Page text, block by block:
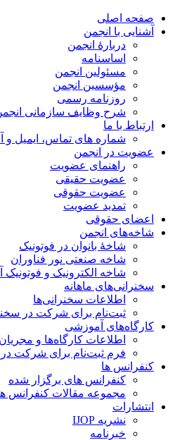
صفحه اصلی
آشنایی با انجمن
دربارۀ انجمن
اساسنامه
مسئولین انجمن
مؤسسین انجمن
روزنامه رسمی
شرح وظایف سازمانی انجمن
ارتباط با ما
شماره های تماس، ایمیل و
عضویت در انجمن
راهنمای عضویت
عضویت حقیقی
عضویت حقوقی
تمدید عضویت
اعضای حقوقی
شاخه‌های انجمن
شاخۀ بانوان در فوتونیک
شاخه صنعتی نور فناوران
شاخه‌ الکترونیک و فوتونیک
سخنرانی‌های ماهانه
اطلاعات سخنرانی‌‌ها
ثبت‌نام برای شرکت در
کارگاه‌های آموزشی
اطلاعات کارگاه‌ها و مجریان
فرم ثبت‌نام برای شرکت در
کنفرانس ها
کنفرانس های برگزار شده
مجموعه مقالات کنفرانس
انتشارات
نشریه IJOP
خبرنامه